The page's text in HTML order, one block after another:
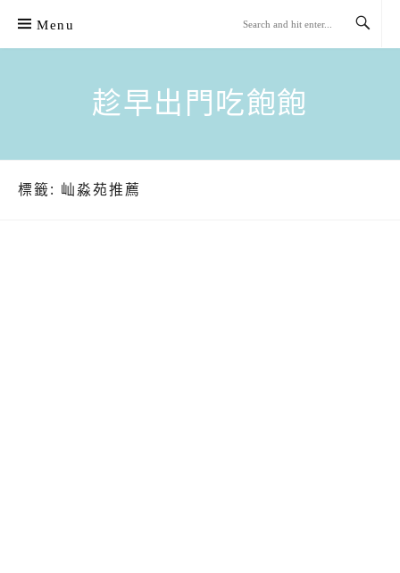
content
Menu
趁早出門吃飽飽
標籤: 屾淼苑推薦